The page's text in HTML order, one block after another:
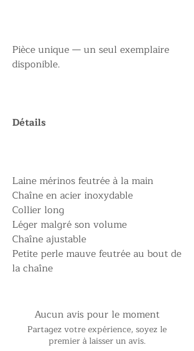
Pièce unique — un seul exemplaire
disponible.
Détails
Laine mérinos feutrée à la main
Chaîne en acier inoxydable
Collier long
Léger malgré son volume
Chaîne ajustable
Petite perle mauve feutrée au bout de
la chaîne
Aucun avis pour le moment
Partagez votre expérience, soyez le
premier à laisser un avis.